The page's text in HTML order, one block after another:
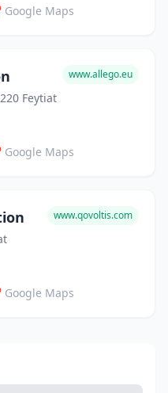
Google Maps
Feytiat
www.allego.eu
Google Maps
www.qovoltis.com
Google Maps